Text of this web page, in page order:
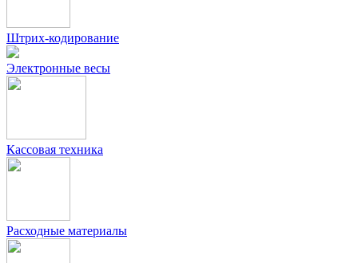
Штрих-кодирование
Электронные весы
Кассовая техника
Расходные материалы